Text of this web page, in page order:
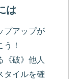
は
プアップが
！
《破》他人
イルを確